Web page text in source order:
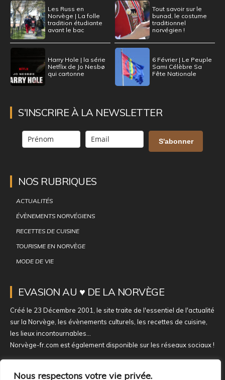
Nous respectons votre vie privée.
Les Russ en
Norvège | La folle
tradition étudiante
avant le bac
Tout savoir sur le
bunad, le costume
traditionnel
norvégien !
Harry Hole | la série
Netflix de Jo Nesbø
qui cartonne
6 Février | Le Peuple
Sami Célèbre Sa
Fête Nationale
S'INSCRIRE À LA NEWSLETTER
S'abonner
NOS RUBRIQUES
ACTUALITÉS
ÉVÈNEMENTS NORVÉGIENS
RECETTES DE CUISINE
TOURISME EN NORVÈGE
MODE DE VIE
EVASION AU ♥ DE LA NORVÈGE
Créé le 23 Décembre 2001, le site traite de l'essentiel de l'actualité
sur la Norvège, les évènements culturels, les recettes de cuisine,
les lieux incontournables...
Norvège-fr.com est également disponible sur les réseaux sociaux !